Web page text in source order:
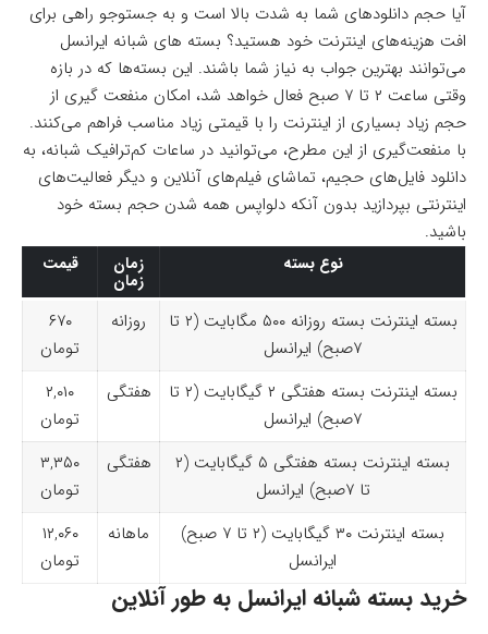
آیا حجم دانلودهای شما به شدت بالا است و به جستوجو راهی برای
افت هزینه‌های اینترنت خود هستید؟ بسته های شبانه ایرانسل
می‌توانند بهترین جواب به نیاز شما باشند. این بسته‌ها که در بازه
وقتی ساعت ۲ تا ۷ صبح فعال خواهد شد، امکان منفعت گیری از
حجم زیاد بسیاری از اینترنت را با قیمتی زیاد مناسب فراهم می‌کنند.
با منفعت‌گیری از این مطرح، می‌توانید در ساعات کم‌ترافیک شبانه، به
دانلود فایل‌های حجیم، تماشای فیلم‌های آنلاین و دیگر فعالیت‌های
اینترنتی بپردازید بدون آنکه دلواپس همه شدن حجم بسته خود
باشید.
نوع بسته زمان
زمان
قیمت
بسته اینترنت بسته روزانه ۵۰۰ مگابایت (۲ تا
۷صبح) ایرانسل
روزانه
۶۷۰
تومان
بسته اینترنت بسته هفتگی ۲ گیگابایت (۲ تا
۷صبح) ایرانسل
هفتگی
۲,۰۱۰
تومان
بسته اینترنت بسته هفتگی ۵ گیگابایت (۲
تا ۷صبح) ایرانسل
هفتگی
۳,۳۵۰
تومان
بسته اینترنت ۳۰ گیگابایت (۲ تا ۷ صبح)
ایرانسل
ماهانه
۱۲,۰۶۰
تومان
خرید بسته شبانه ایرانسل به طور آنلاین